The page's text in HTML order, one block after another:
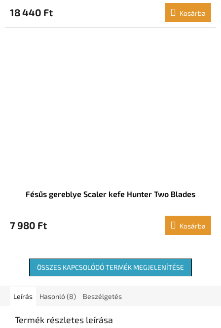
18 440 Ft Kosárba
Fésűs gereblye Scaler kefe Hunter Two Blades
7 980 Ft Kosárba
ÖSSZES KAPCSOLÓDÓ TERMÉK MEGJELENÍTÉSE
Leírás Hasonló (8) Beszélgetés
Termék részletes leírása